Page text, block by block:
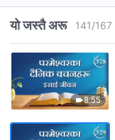
यो जस्तै अरू 141/167
11:37
8:55